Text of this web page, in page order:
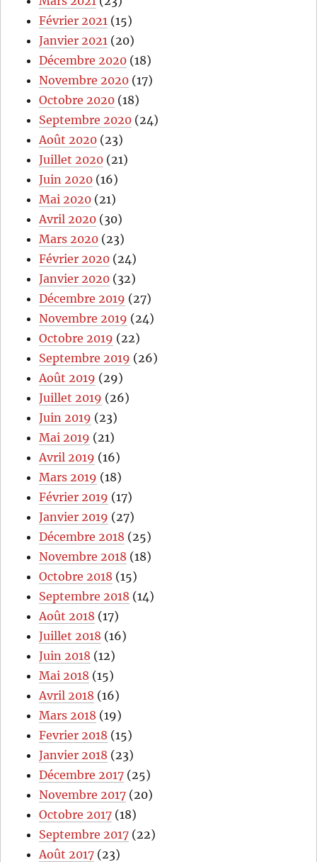
Février 2021 (15)
Janvier 2021 (20)
Décembre 2020 (18)
Novembre 2020 (17)
Octobre 2020 (18)
Septembre 2020 (24)
Août 2020 (23)
Juillet 2020 (21)
Juin 2020 (16)
Mai 2020 (21)
Avril 2020 (30)
Mars 2020 (23)
Février 2020 (24)
Janvier 2020 (32)
Décembre 2019 (27)
Novembre 2019 (24)
Octobre 2019 (22)
Septembre 2019 (26)
Août 2019 (29)
Juillet 2019 (26)
Juin 2019 (23)
Mai 2019 (21)
Avril 2019 (16)
Mars 2019 (18)
Février 2019 (17)
Janvier 2019 (27)
Décembre 2018 (25)
Novembre 2018 (18)
Octobre 2018 (15)
Septembre 2018 (14)
Août 2018 (17)
Juillet 2018 (16)
Juin 2018 (12)
Mai 2018 (15)
Avril 2018 (16)
Mars 2018 (19)
Fevrier 2018 (15)
Janvier 2018 (23)
Décembre 2017 (25)
Novembre 2017 (20)
Octobre 2017 (18)
Septembre 2017 (22)
Août 2017 (23)